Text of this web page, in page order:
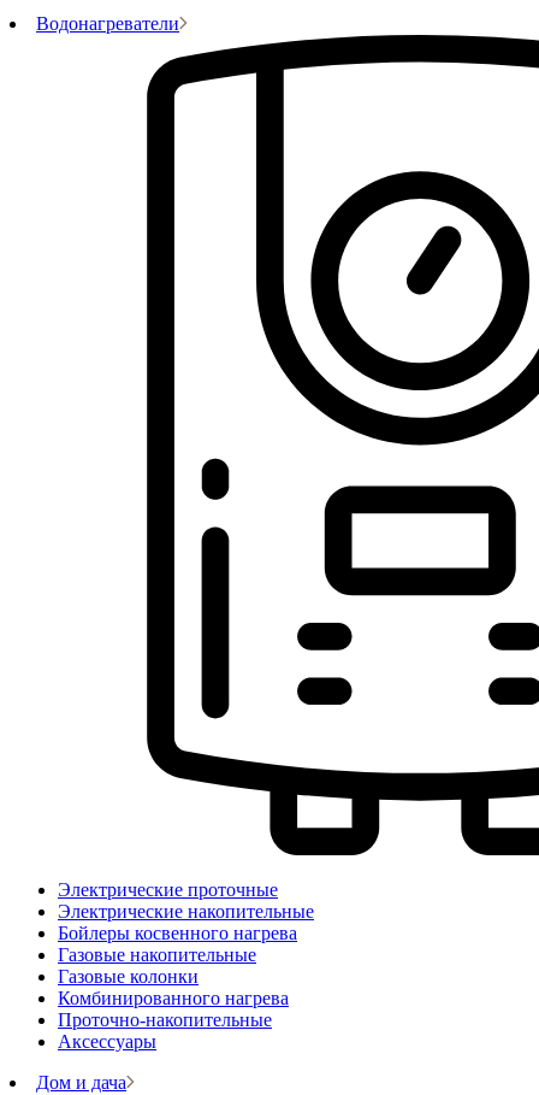
Водонагреватели
Электрические проточные
Электрические накопительные
Бойлеры косвенного нагрева
Газовые накопительные
Газовые колонки
Комбинированного нагрева
Проточно-накопительные
Аксессуары
Дом и дача